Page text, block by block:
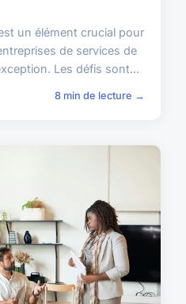
un élément crucial pour
de services de
Les défis sont...
8 min de lecture →